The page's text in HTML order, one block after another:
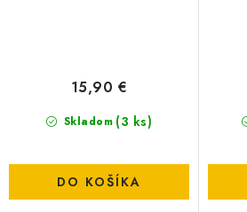
Skladom (3 ks)
15,90 €
DO KOŠÍKA